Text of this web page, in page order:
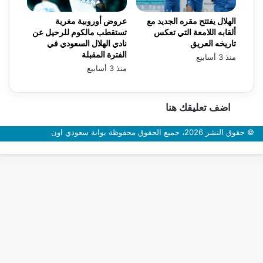
عروض أوروبية مغرية
تستقطب مالكوم للرحيل عن
نادي الهلال السعودي في
الفترة المقبلة
منذ 3 أسابيع
الهلال يفتتح مقره الجديد مع
ألقابه اللامعة التي تعكس
تاريخه العريق
منذ 3 أسابيع
اضف تعليقك هنا
© حقوق النشر 2026، جميع الحقوق محفوظة بوابة سعودي اون